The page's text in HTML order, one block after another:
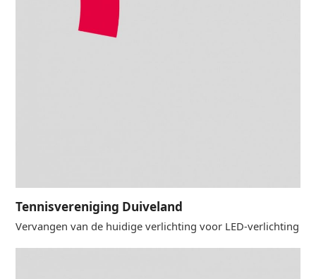
Tennisvereniging Duiveland
Vervangen van de huidige verlichting voor LED-verlichting